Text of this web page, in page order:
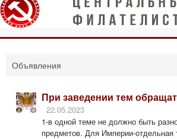
Объявления
При заведении тем
22.05.2023
1-в одной теме не должно быть
предметов. Для Империи-